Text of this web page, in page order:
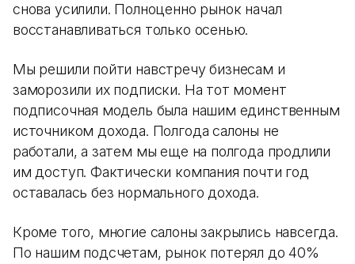
снова усилили. Полноценно рынок начал
восстанавливаться только осенью.
Мы решили пойти навстречу бизнесам и
заморозили их подписки. На тот момент
подписочная модель была нашим единственным
источником дохода. Полгода салоны не
работали, а затем мы еще на полгода продлили
им доступ. Фактически компания почти год
оставалась без нормального дохода.
Кроме того, многие салоны закрылись навсегда.
По нашим подсчетам, рынок потерял до 40%